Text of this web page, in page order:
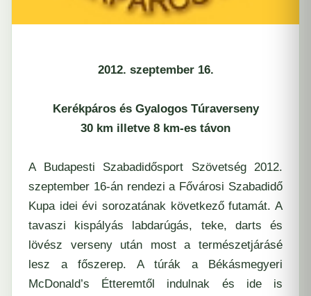
2012. szeptember 16.
Kerékpáros és Gyalogos Túraverseny
30 km illetve 8 km-es távon
A Budapesti Szabadidősport Szövetség 2012.
szeptember 16-án rendezi a Fővárosi Szabadidő
Kupa idei évi sorozatának következő futamát. A
tavaszi kispályás labdarúgás, teke, darts és
lövész verseny után most a természetjárásé
lesz a főszerep. A túrák a Békásmegyeri
McDonald’s Étteremtől indulnak és ide is